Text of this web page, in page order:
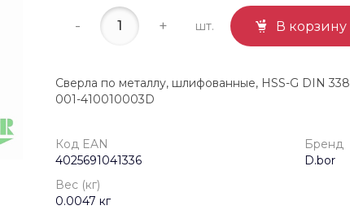
- + шт. В корзину
Сверла по металлу, шлифованные, HSS-G DIN
001-410010003D
Код EAN
4025691041336
Бренд
D.bor
Вес (кг)
0.0047 кг